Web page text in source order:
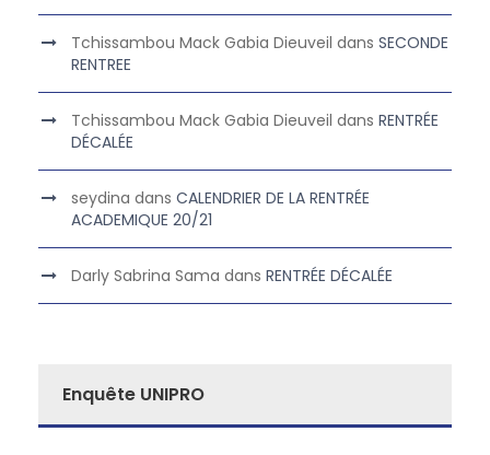
Tchissambou Mack Gabia Dieuveil dans SECONDE
RENTREE
Tchissambou Mack Gabia Dieuveil dans RENTRÉE
DÉCALÉE
seydina dans CALENDRIER DE LA RENTRÉE
ACADEMIQUE 20/21
Darly Sabrina Sama dans RENTRÉE DÉCALÉE
Enquête UNIPRO